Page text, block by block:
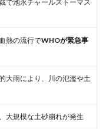
で池永チャールストーマス
熱の流行でWHOが緊急事
大雨により、川の氾濫や土
大規模な土砂崩れが発生